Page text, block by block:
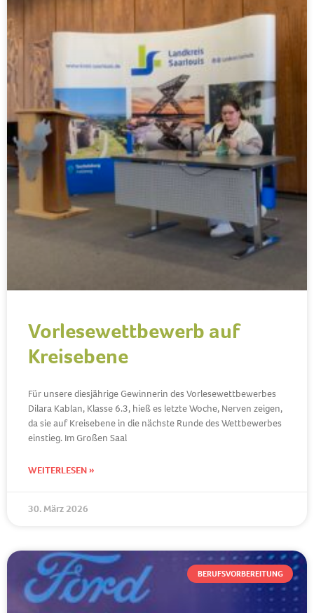
Vorlesewettbewerb auf
Kreisebene
Für unsere diesjährige Gewinnerin des Vorlesewettbewerbes
Dilara Kablan, Klasse 6.3, hieß es letzte Woche, Nerven zeigen,
da sie auf Kreisebene in die nächste Runde des Wettbewerbes
einstieg. Im Großen Saal
WEITERLESEN »
30. März 2026
BERUFSVORBEREITUNG